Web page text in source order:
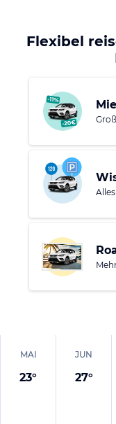
aus, die manch
kommt hingegen
Booten und Jachten
Der lang gestreckte
mit seinem
Blick auf das
sogar mit guter
Liegen und
Angebot an
garantiert
Flexibel
MAI
23°
JUN
27°